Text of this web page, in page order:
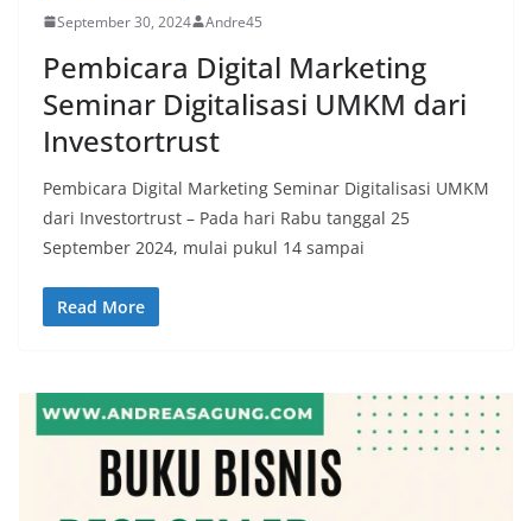
September 30, 2024 Andre45
Pembicara Digital Marketing
Seminar Digitalisasi UMKM dari
Investortrust
Pembicara Digital Marketing Seminar Digitalisasi UMKM
dari Investortrust – Pada hari Rabu tanggal 25
September 2024, mulai pukul 14 sampai
Read More